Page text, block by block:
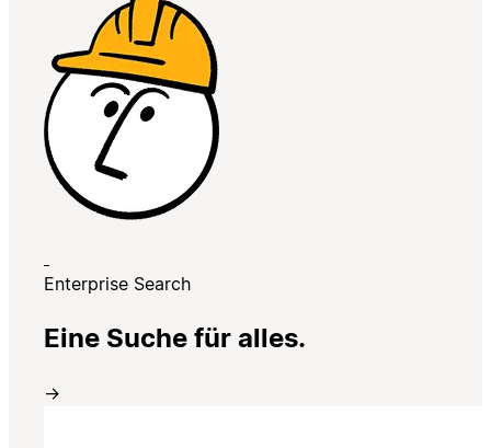
Enterprise Search
Eine Suche für alles.
→